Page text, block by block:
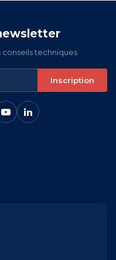
conseils techniques
Inscription